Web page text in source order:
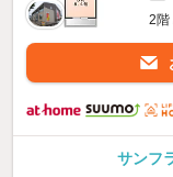
2階
サンフ